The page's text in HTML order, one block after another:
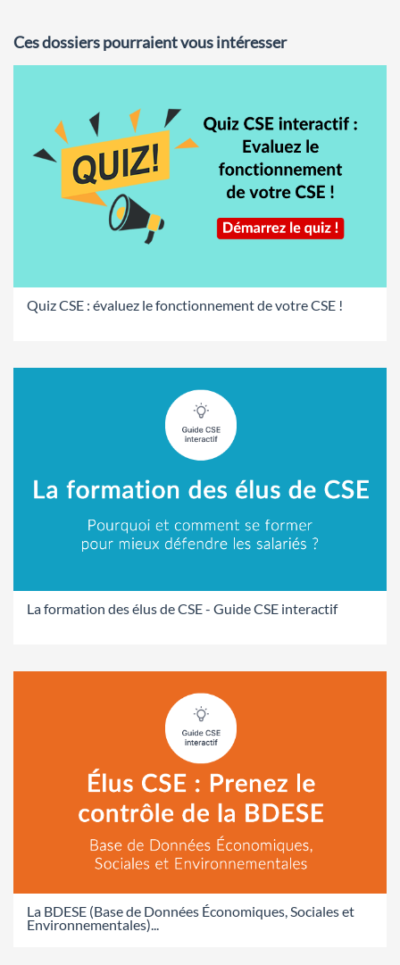
Ces dossiers pourraient vous intéresser
Quiz CSE : évaluez le fonctionnement de votre CSE !
La formation des élus de CSE - Guide CSE interactif
La BDESE (Base de Données Économiques, Sociales et
Environnementales)...